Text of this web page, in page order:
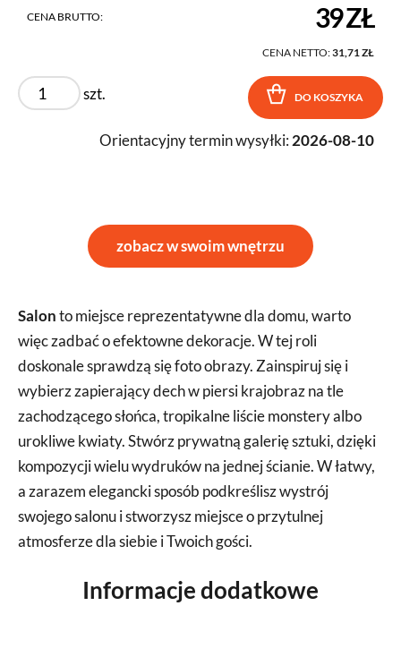
CENA BRUTTO: 39 ZŁ
CENA NETTO:31,71 ZŁ
szt. DO KOSZYKA
Orientacyjny termin wysyłki: 2026-08-10
zobacz w swoim wnętrzu
Salonto miejsce reprezentatywne dla domu, warto
więc zadbać o efektowne dekoracje. W tej roli
doskonale sprawdzą się foto obrazy. Zainspiruj się i
wybierz zapierający dech w piersi krajobraz na tle
zachodzącego słońca, tropikalne liście monstery albo
urokliwe kwiaty. Stwórz prywatną galerię sztuki, dzięki
kompozycji wielu wydruków na jednej ścianie. W łatwy,
a zarazem elegancki sposób podkreślisz wystrój
swojego salonu i stworzysz miejsce o przytulnej
atmosferze dla siebie i Twoich gości.
Informacje dodatkowe